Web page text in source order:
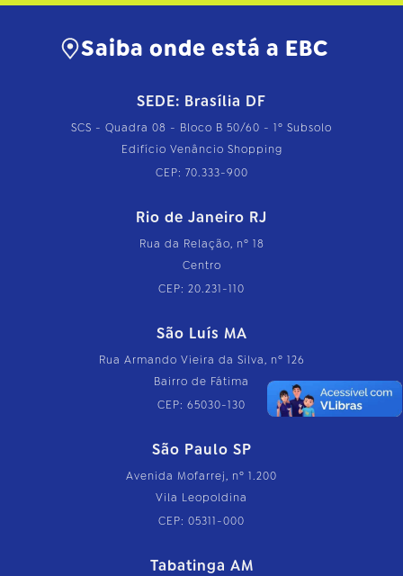
Saiba onde está a EBC
SEDE: Brasília DF
SCS - Quadra 08 - Bloco B 50/60 - 1º Subsolo
Edifício Venâncio Shopping
CEP: 70.333-900
Rio de Janeiro RJ
Rua da Relação, nº 18
Centro
CEP: 20.231-110
São Luís MA
Rua Armando Vieira da Silva, nº 126
Bairro de Fátima
CEP: 65030-130
São Paulo SP
Avenida Mofarrej, nº 1.200
Vila Leopoldina
CEP: 05311-000
Tabatinga AM